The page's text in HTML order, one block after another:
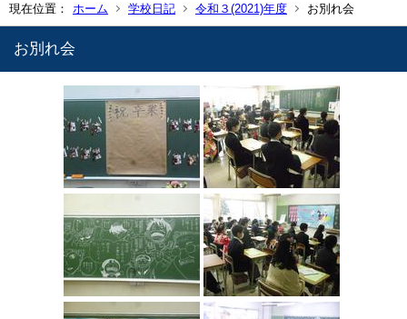
現在位置： ホーム 学校日記 令和３(2021)年度 お別れ会
お別れ会